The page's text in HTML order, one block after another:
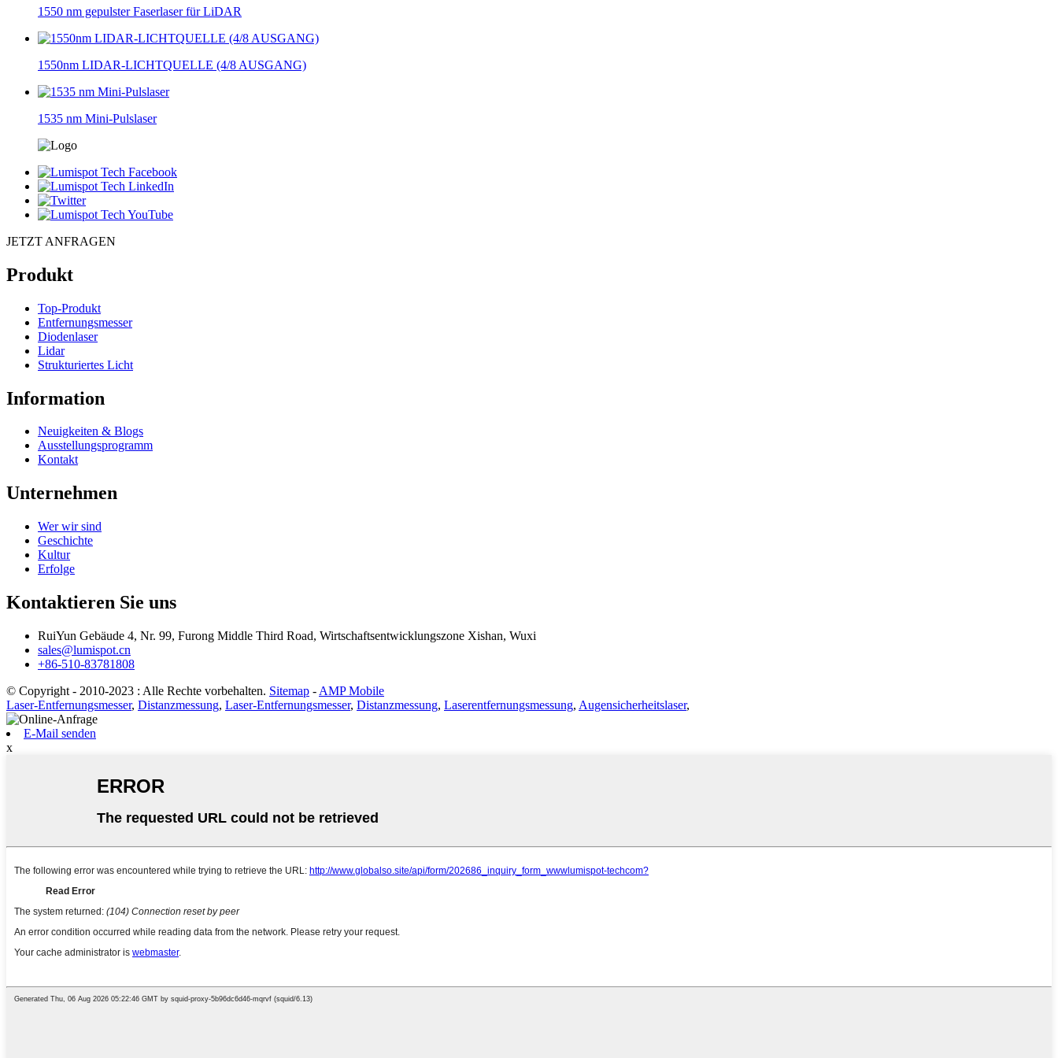
1550 nm gepulster Faserlaser für LiDAR
1550nm LIDAR-LICHTQUELLE (4/8 AUSGANG)
1535 nm Mini-Pulslaser
JETZT ANFRAGEN
Produkt
Top-Produkt
Entfernungsmesser
Diodenlaser
Lidar
Strukturiertes Licht
Information
Neuigkeiten & Blogs
Ausstellungsprogramm
Kontakt
Unternehmen
Wer wir sind
Geschichte
Kultur
Erfolge
Kontaktieren Sie uns
RuiYun Gebäude 4, Nr. 99, Furong Middle Third Road, Wirtschaftsentwicklungszone Xishan, Wuxi
sales@lumispot.cn
+86-510-83781808
© Copyright - 2010-2023 : Alle Rechte vorbehalten. Sitemap - AMP Mobile
Laser-Entfernungsmesser, Distanzmessung, Laser-Entfernungsmesser, Distanzmessung, Laserentfernungsmessung, Augensicherheitslaser,
E-Mail senden
x